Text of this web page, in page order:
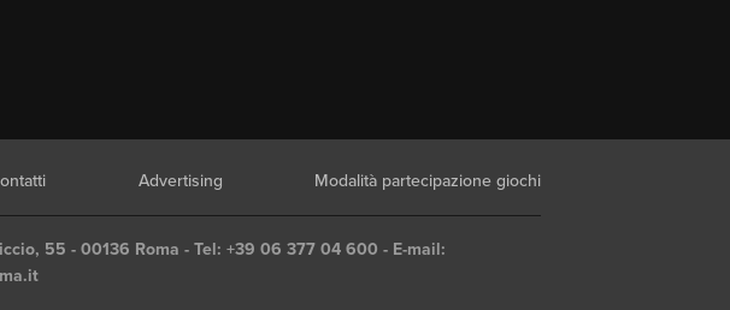
Advertising Modalità partecipazione giochi
55 - 00136 Roma - Tel: +39 06 377 04 600 - E-mail: